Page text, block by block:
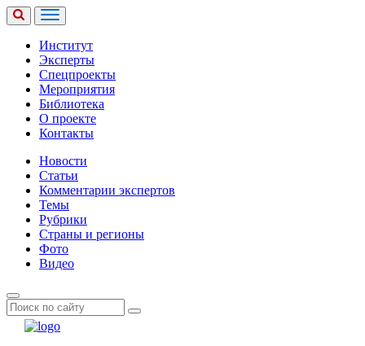
Институт
Эксперты
Спецпроекты
Мероприятия
Библиотека
О проекте
Контакты
Новости
Статьи
Комментарии экспертов
Темы
Рубрики
Страны и регионы
Фото
Видео